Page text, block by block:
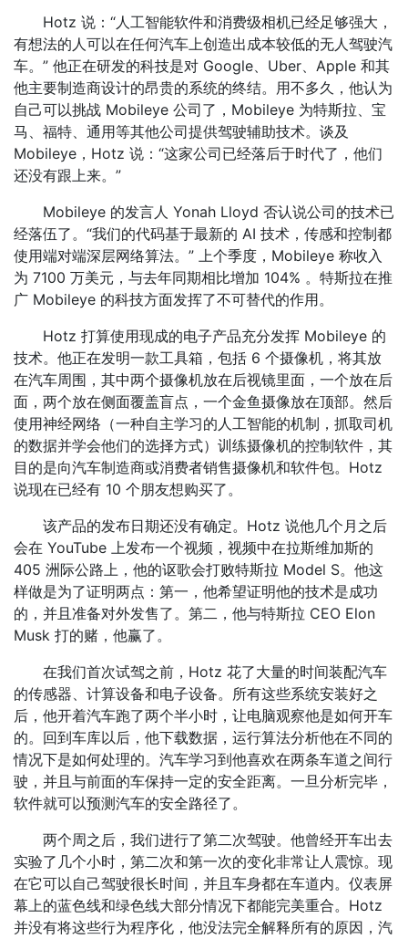
Hotz 说：“人工智能软件和消费级相机已经足够强大，
有想法的人可以在任何汽车上创造出成本较低的无人驾驶汽
车。” 他正在研发的科技是对 Google、Uber、Apple 和其
他主要制造商设计的昂贵的系统的终结。用不多久，他认为
自己可以挑战 Mobileye 公司了，Mobileye 为特斯拉、宝
马、福特、通用等其他公司提供驾驶辅助技术。谈及
Mobileye，Hotz 说：“这家公司已经落后于时代了，他们
还没有跟上来。”
Mobileye 的发言人 Yonah Lloyd 否认说公司的技术已
经落伍了。“我们的代码基于最新的 AI 技术，传感和控制都
使用端对端深层网络算法。” 上个季度，Mobileye 称收入
为 7100 万美元，与去年同期相比增加 104% 。特斯拉在推
广 Mobileye 的科技方面发挥了不可替代的作用。
Hotz 打算使用现成的电子产品充分发挥 Mobileye 的
技术。他正在发明一款工具箱，包括 6 个摄像机，将其放
在汽车周围，其中两个摄像机放在后视镜里面，一个放在后
面，两个放在侧面覆盖盲点，一个金鱼摄像放在顶部。然后
使用神经网络（一种自主学习的人工智能的机制，抓取司机
的数据并学会他们的选择方式）训练摄像机的控制软件，其
目的是向汽车制造商或消费者销售摄像机和软件包。Hotz
说现在已经有 10 个朋友想购买了。
该产品的发布日期还没有确定。Hotz 说他几个月之后
会在 YouTube 上发布一个视频，视频中在拉斯维加斯的
405 洲际公路上，他的讴歌会打败特斯拉 Model S。他这
样做是为了证明两点：第一，他希望证明他的技术是成功
的，并且准备对外发售了。第二，他与特斯拉 CEO Elon
Musk 打的赌，他赢了。
在我们首次试驾之前，Hotz 花了大量的时间装配汽车
的传感器、计算设备和电子设备。所有这些系统安装好之
后，他开着汽车跑了两个半小时，让电脑观察他是如何开车
的。回到车库以后，他下载数据，运行算法分析他在不同的
情况下是如何处理的。汽车学习到他喜欢在两条车道之间行
驶，并且与前面的车保持一定的安全距离。一旦分析完毕，
软件就可以预测汽车的安全路径了。
两个周之后，我们进行了第二次驾驶。他曾经开车出去
实验了几个小时，第二次和第一次的变化非常让人震惊。现
在它可以自己驾驶很长时间，并且车身都在车道内。仪表屏
幕上的蓝色线和绿色线大部分情况下都能完美重合。Hotz
并没有将这些行为程序化，他没法完全解释所有的原因，汽